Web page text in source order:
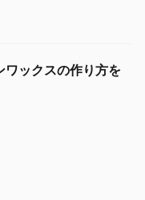
ワックスの作り方を